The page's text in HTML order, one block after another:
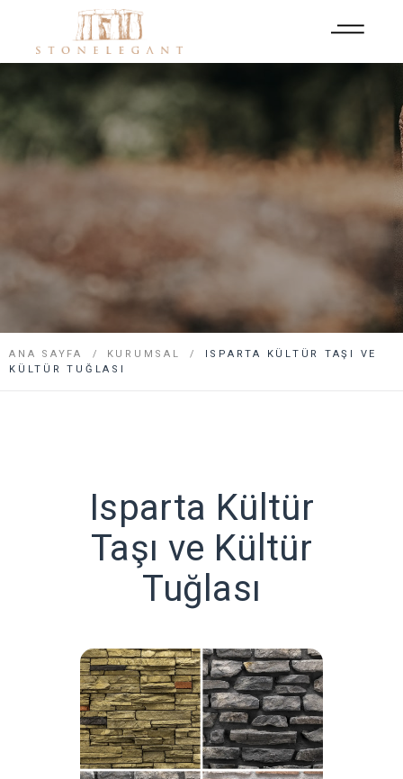
ANA SAYFA KURUMSAL
ISPARTA KÜLTÜR TAŞI VE
KÜLTÜR TUĞLASI
Isparta Kültür
Taşı ve Kültür
Tuğlası